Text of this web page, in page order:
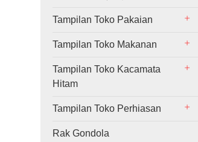
Tampilan Toko Pakaian
Tampilan Toko Makanan
Tampilan Toko Kacamata
Hitam
Tampilan Toko Perhiasan
Rak Gondola